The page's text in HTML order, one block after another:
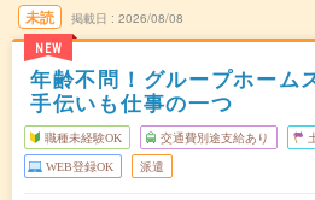
未読
NEW
掲載日 2026/08/08
年齢不問！グループホーム
手伝いも仕事の一つ
職種未経験OK 交通費別途支給あり
WEB登録OK 派遣